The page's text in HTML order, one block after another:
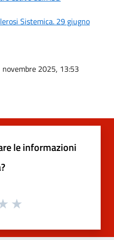
Sistemica. 29 giugno
novembre 2025, 13:53
le informazioni